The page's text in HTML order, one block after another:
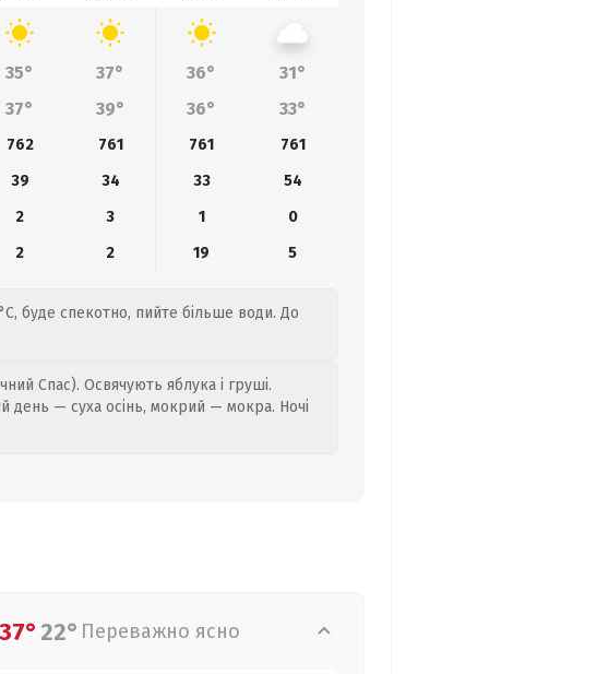
35° 37° 36°
31°
37° 39° 36° 33°
762 761 761
761
39 34 33
54
2 3 1
0
2 2 19 5
буде спекотно, пийте більше води. До
Спас). Освячують яблука і груші.
день — суха осінь, мокрий — мокра. Ночі
37°22° Переважно ясно